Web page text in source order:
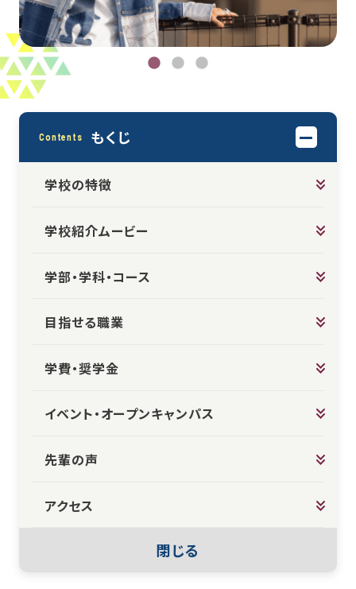
Contents もくじ
学校の特徴
学校紹介ムービー
学部・学科・コース
目指せる職業
学費・奨学金
イベント・オープンキャンパス
先輩の声
アクセス
閉じる